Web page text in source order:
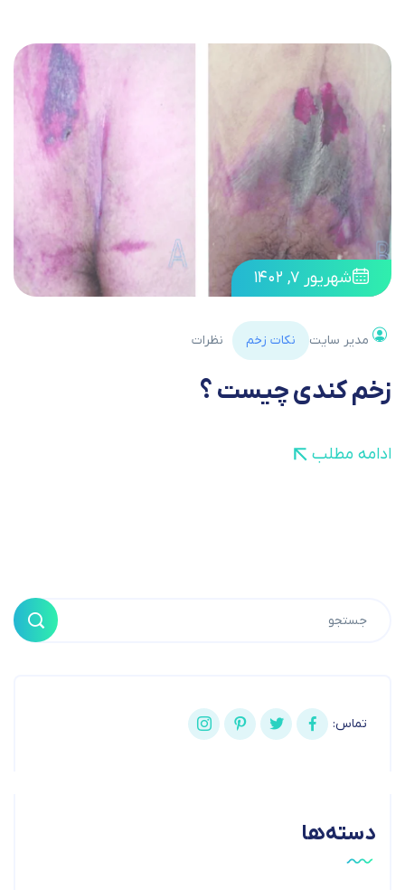
شهریور ۷, ۱۴۰۲
مدیر سایت نکات زخم نظرات
زخم کندی چیست ؟
ادامه مطلب
تماس:
دسته‌ها